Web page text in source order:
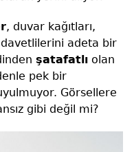
, duvar kağıtları,
adeta bir
şatafatlı olan
pek bir
Görsellere
gibi değil mi?